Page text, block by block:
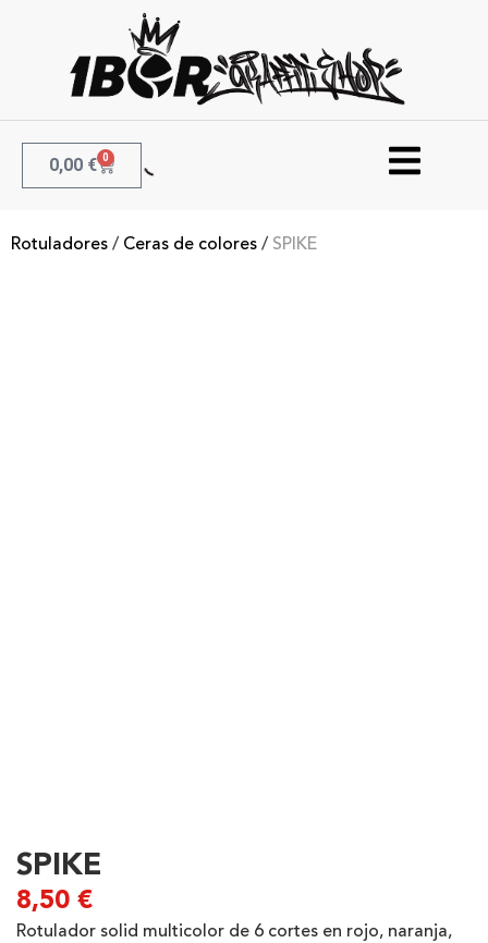
0,00 € 0
Rotuladores / Ceras de colores / SPIKE
SPIKE
8,50 €
Rotulador solid multicolor de 6 cortes en rojo, naranja,